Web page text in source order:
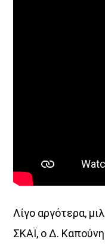
Λίγο αργότερα,
ΣΚΑΪ, ο Δ.